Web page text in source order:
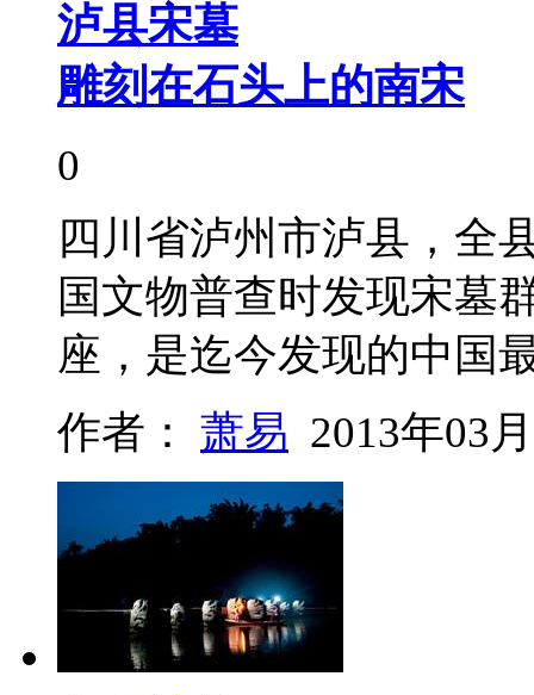
泸县宋墓
雕刻在石头上的南宋
0
四川省泸州市泸县，全
国文物普查时发现宋墓
座，是迄今发现的中
作者： 萧易 2013年03